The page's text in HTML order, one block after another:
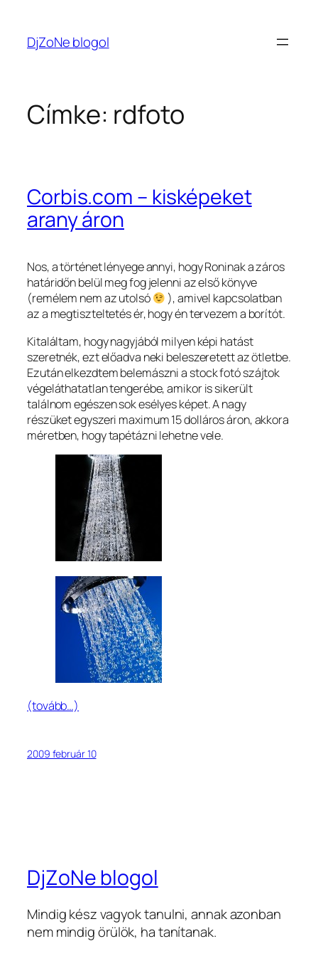
tartalomhoz
DjZoNe blogol
Címke: rdfoto
Corbis.com – kisképeket
arany áron
Nos, a történet lényege annyi, hogy Roninak a záros
határidőn belül meg fog jelenni az első könyve
(remélem nem az utolsó
), amivel kapcsolatban
az a megtiszteltetés ér, hogy én tervezem a borítót.
Kitaláltam, hogy nagyjából milyen képi hatást
szeretnék, ezt előadva neki beleszeretett az ötletbe.
Ezután elkezdtem belemászni a stock fotó szájtok
végeláthatatlan tengerébe, amikor is sikerült
találnom egészen sok esélyes képet. A nagy
részüket egyszeri maximum 15 dolláros áron, akkora
méretben, hogy tapétázni lehetne vele.
(tovább…)
2009 február 10
DjZoNe blogol
Mindig kész vagyok tanulni, annak azonban
nem mindig örülök, ha tanítanak.